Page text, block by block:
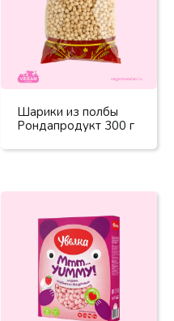
Шарики из полбы
Рондапродукт 300 г